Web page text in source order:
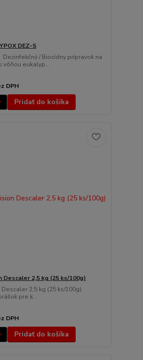
DEZ-S
Dezinfekčný / Biocídny prípravok na
vôňou eukalyp...
DPH
Pridať do košíka
Descaler 2,5 kg (25 ks/100g)
Descaler 2,5 kg (25 ks/100g)
pre k...
DPH
Pridať do košíka